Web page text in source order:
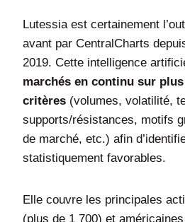
Lutessia est certainement
avant par CentralCharts
2019. Cette intelligence
marchés en continu sur plus
critères (volumes, volatilité,
supports/résistances, motifs
de marché, etc.) afin
statistiquement favorables.
Elle couvre les principales
(plus de 1 700) et